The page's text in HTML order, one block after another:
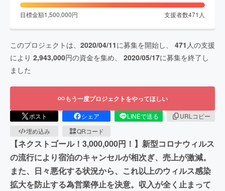
目標金額1,500,000円 支援者数471 人
このプロジェクトは、 2020/04/11に募集を開始し、 471 人の支援
により 2,943,000円の資金を集め、 2020/05/17に募集を終了し
ました
もう一度プロジェクトをやってほしい
ポスト シェア LINEで送る
URLコピー
埋め込み
QRコード
【ネクストゴール！3,000,000円！】新型コロナウィルス
の流行により宿泊のキャンセルが相次ぎ、売上が激減。
また、日々悪化する状況から、これ以上のウィルス感染
拡大を防止する為営業停止を決意。収入が全く止まって